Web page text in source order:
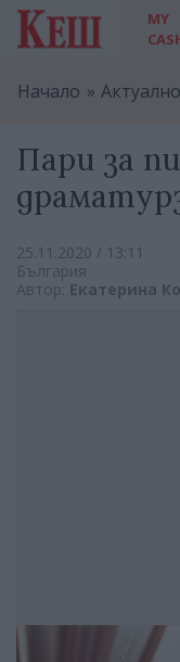
MY
Начало Актуално
Пари за
25.11.2020 / 13:11
България
Автор: Екатерина